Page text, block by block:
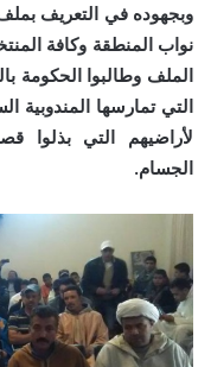
وبجهوده في التعريف بملف
نواب المنطقة وكافة
الملف وطالبوا الحكومة
التي تمارسها المندوبية
لأراضيهم التي بذلوا
الجسام.